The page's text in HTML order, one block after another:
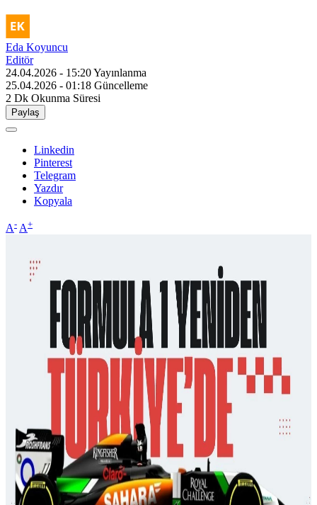
Eda Koyuncu
Editör
24.04.2026 - 15:20Yayınlanma
25.04.2026 - 01:18 Güncelleme
2 Dk Okunma Süresi
Paylaş
Linkedin
Pinterest
Telegram
Yazdır
Kopyala
A- A+